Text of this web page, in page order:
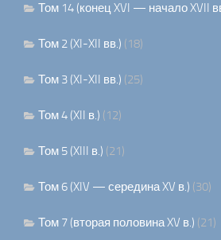
Том 14 (конец XVI — начало XVII
Том 2 (XI-XII вв.) (18)
Том 3 (XI-XII вв.) (25)
Том 4 (XII в.) (12)
Том 5 (XIII в.) (21)
Том 6 (XIV — середина XV в.) (30)
Том 7 (вторая половина XV в.) (21)